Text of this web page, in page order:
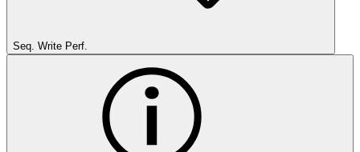
Seq. Write Perf.